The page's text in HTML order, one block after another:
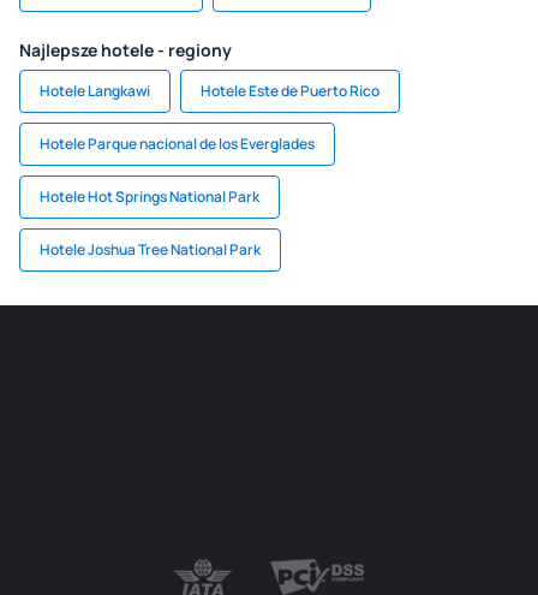
Najlepsze hotele - regiony
Hotele Langkawi Hotele Este de Puerto Rico
Hotele Parque nacional de los Everglades
Hotele Hot Springs National Park
Hotele Joshua Tree National Park